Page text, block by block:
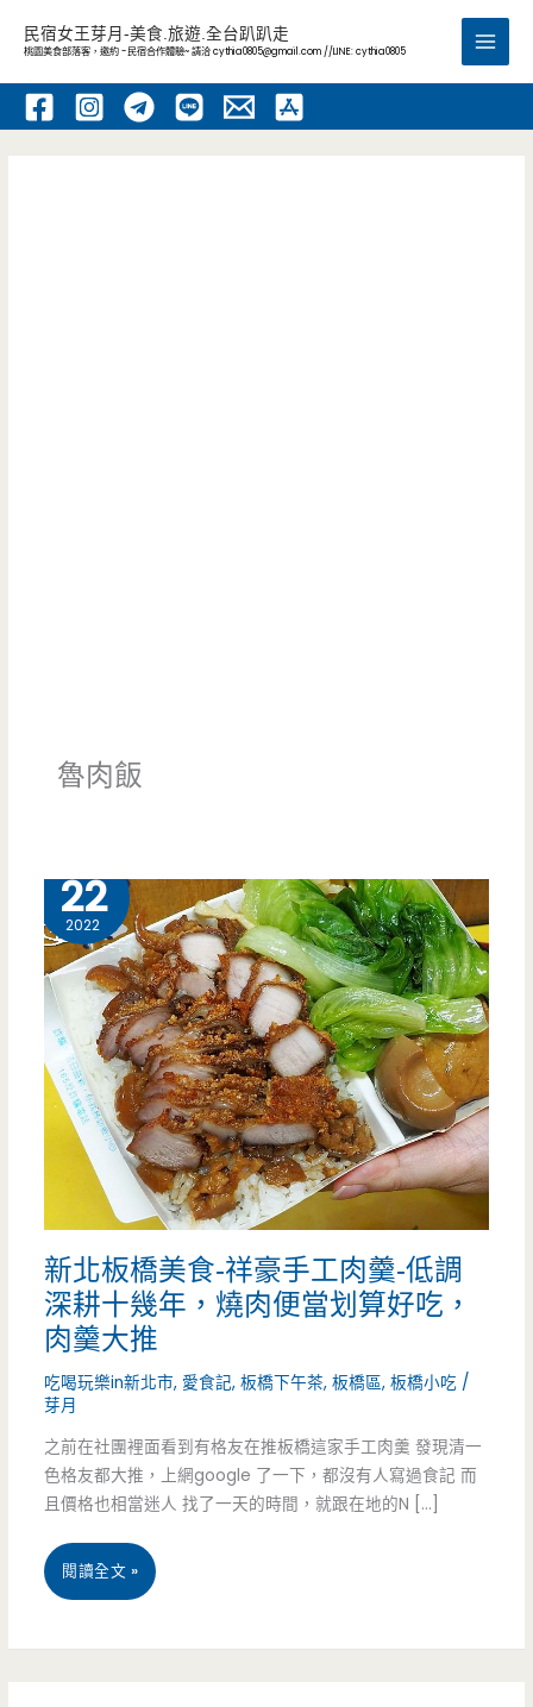
內
民宿女王芽月-美食.旅遊.全台趴趴走
桃園美食部落客，邀約 -民宿合作體驗~ 請洽cythia0805@gmail.com //LINE: cythia0805
Main
魯肉飯
22
2022
新北板橋美食-祥豪手工肉羹-低調
深耕十幾年，燒肉便當划算好吃，
肉羹大推
吃喝玩樂in新北市, 愛食記,板橋下午茶,板橋區,板橋小吃 /
芽月
之前在社團裡面看到有格友在推板橋這家手工肉羹 發現清一
色格友都大推，上網google 了一下，都沒有人寫過食記 而
且價格也相當迷人 找了一天的時間，就跟在地的N […]
新
閱讀全文 »